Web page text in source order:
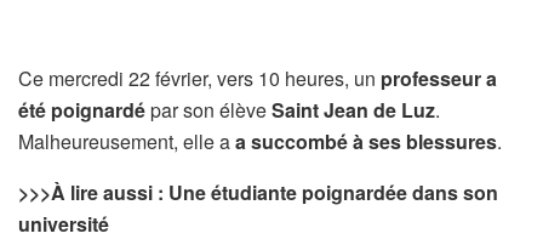
Ce mercredi 22 février, vers 10 heures, un professeur a
été poignardépar son élèveSaint Jean de Luz.
Malheureusement, elle aa succombé à ses blessures.
>>>À lire aussi : Une étudiante poignardée dans son
université